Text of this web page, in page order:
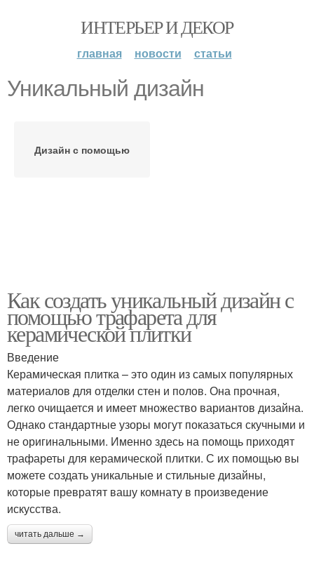
ИНТЕРЬЕР И ДЕКОР
главная новости статьи
Уникальный дизайн
Дизайн с помощью
Как создать уникальный дизайн с
помощью трафарета для
керамической плитки
Введение
Керамическая плитка – это один из самых популярных
материалов для отделки стен и полов. Она прочная,
легко очищается и имеет множество вариантов дизайна.
Однако стандартные узоры могут показаться скучными и
не оригинальными. Именно здесь на помощь приходят
трафареты для керамической плитки. С их помощью вы
можете создать уникальные и стильные дизайны,
которые превратят вашу комнату в произведение
искусства.
читать дальше →